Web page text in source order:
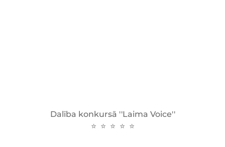
Dalība konkursā ''Laima Voice''
⭐ ⭐ ⭐ ⭐ ⭐